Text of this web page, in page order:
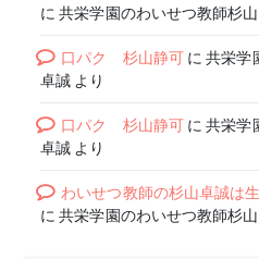
に共栄学園のわいせつ教師杉
口パク 杉山静可に共栄学
卓誠 より
口パク 杉山静可に共栄学
卓誠 より
わいせつ教師の杉山卓誠は
に共栄学園のわいせつ教師杉